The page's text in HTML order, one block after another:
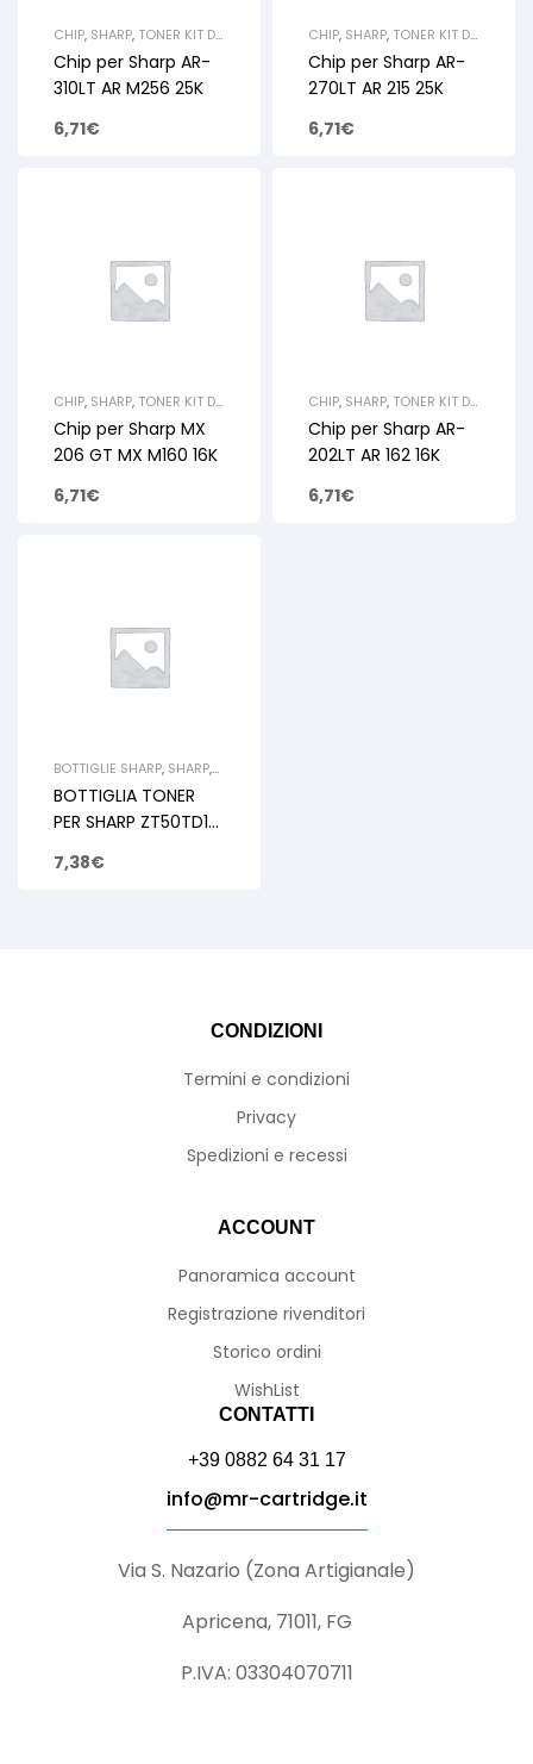
CHIP, SHARP, TONER KIT DI
RICARICA E
RIGENERAZIONE
Chip per Sharp AR-
310LT AR M256 25K
6,71€
CHIP, SHARP, TONER KIT DI
RICARICA E
RIGENERAZIONE
Chip per Sharp AR-
270LT AR 215 25K
6,71€
CHIP, SHARP, TONER KIT DI
RICARICA E
RIGENERAZIONE
Chip per Sharp MX
206 GT MX M160 16K
6,71€
CHIP, SHARP, TONER KIT DI
RICARICA E
RIGENERAZIONE
Chip per Sharp AR-
202LT AR 162 16K
6,71€
BOTTIGLIE SHARP, SHARP,
RIGENERAZIONE
BOTTIGLIA TONER
PER SHARP ZT50TD1
7,38€
CONDIZIONI
Termini e condizioni
Privacy
Spedizioni e recessi
ACCOUNT
Panoramica account
Registrazione rivenditori
Storico ordini
WishList
CONTATTI
+39 0882 64 31 17
info@mr-cartridge.it
Via S. Nazario (Zona Artigianale)
Apricena, 71011, FG
P.IVA: 03304070711